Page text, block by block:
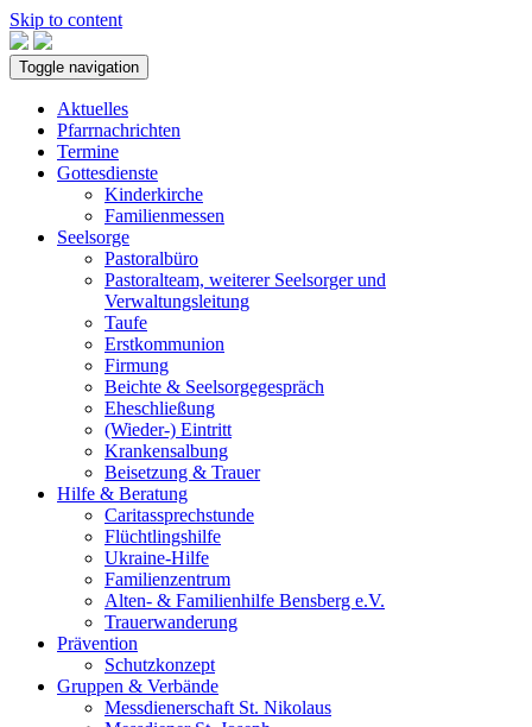
Skip to content
Toggle navigation
Aktuelles
Pfarrnachrichten
Termine
Gottesdienste
Kinderkirche
Familienmessen
Seelsorge
Pastoralbüro
Pastoralteam, weiterer Seelsorger und
Verwaltungsleitung
Taufe
Erstkommunion
Firmung
Beichte & Seelsorgegespräch
Eheschließung
(Wieder-) Eintritt
Krankensalbung
Beisetzung & Trauer
Hilfe & Beratung
Caritassprechstunde
Flüchtlingshilfe
Ukraine-Hilfe
Familienzentrum
Alten- & Familienhilfe Bensberg e.V.
Trauerwanderung
Prävention
Schutzkonzept
Gruppen & Verbände
Messdienerschaft St. Nikolaus